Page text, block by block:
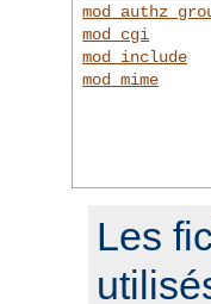
mod_cgi
mod_include
mod_mime
Les